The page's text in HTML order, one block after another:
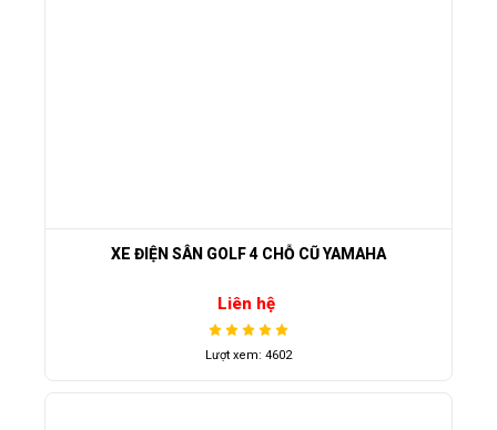
XE ĐIỆN SÂN GOLF 4 CHỖ CŨ YAMAHA
Liên hệ
Lượt xem: 4602